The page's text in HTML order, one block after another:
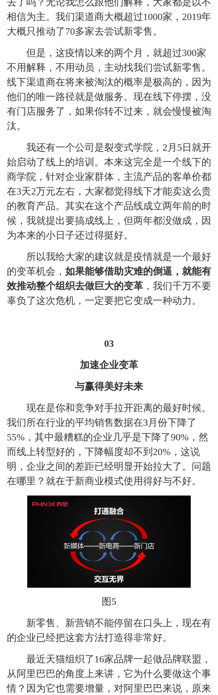
去了吗？无论我怎么跟他们解释，大家都是以不
相信为主。我们渠道商大概超过1000家，2019年
大概只推动了70多家去尝试新零售。
但是，这疫情以来的两个月，就超过300家
不用解释，不用动员，主动找我们尝试新零售。
线下渠道商在将来被淘汰的概率是极高的，因为
他们的唯一路径就是做服务。现在线下停摆，没
有门店服务了，如果你转不过来，就会慢慢被淘
汰。
我还有一个公司是裂变式学院，2月5日就开
始启动了线上的培训。本来这完全是一个线下的
商学院，针对企业家群体，主流产品的客单价都
在3天2万元左右，大家都觉得线下才能卖这么贵
的教育产品。其实在这个产品线成立两年前的时
候，我就提出要搞成线上，但两年都没做成，因
为本来的小日子还过得挺好。
所以我给大家的建议就是疫情就是一个最好
的变革机会， 如果能够借助灾难的倒逼，就能有
效推动整个组织去做巨大的变革 ，我们千万不要
辜负了这次危机，一定要把它变成一种动力。
03
加速企业变革
与赢得美好未来
现在是你和竞争对手拉开距离的最好时候。
我们所在行业的平均销售数据在3月份下降了
55%，其中最糟糕的企业几乎是下降了90%，然
而线上转型好的，下降幅度却不到20%，这说
明，企业之间的差距已经明显开始拉大了。问题
在哪里？就在于新商业模式使用得好与不好。
图5
新零售、新营销不能停留在口头上，现在有
的企业已经把这套方法打造得非常好。
最近天猫组织了16家品牌一起做品牌联盟，
从阿里巴巴的角度上来讲，它为什么要做这个事
情？因为它也需要增量，对阿里巴巴来说，原来